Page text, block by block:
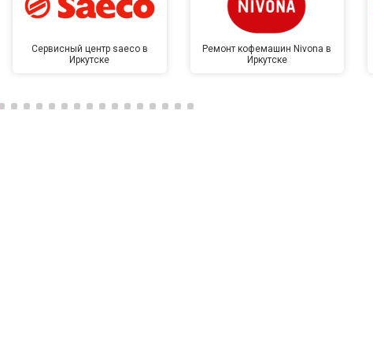
Сервисный центр saeco в
Иркутске
Ремонт кофемашин Nivona в
Иркутске